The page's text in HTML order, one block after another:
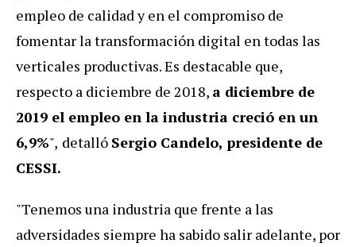
empleo de calidad y en el compromiso de
fomentar la transformación digital en todas las
verticales productivas. Es destacable que,
respecto a diciembre de 2018, a diciembre de
2019 el empleo en la industria creció en un
6,9%", detalló Sergio Candelo, presidente de
CESSI.
"Tenemos una industria que frente a las
adversidades siempre ha sabido salir adelante, por